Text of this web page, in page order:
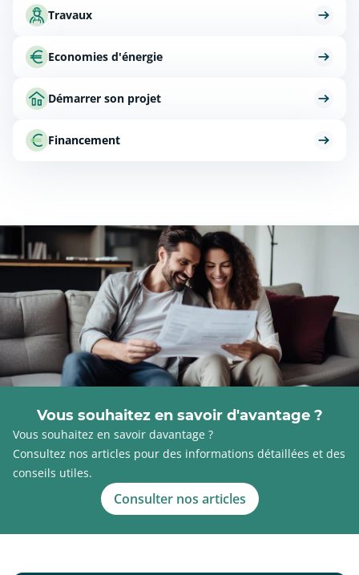
Travaux
Economies d'énergie
Démarrer son projet
Financement
Vous souhaitez en savoir d'avantage ?
Vous souhaitez en savoir davantage ?
Consultez nos articles pour des informations détaillées et des
conseils utiles.
Consulter nos articles